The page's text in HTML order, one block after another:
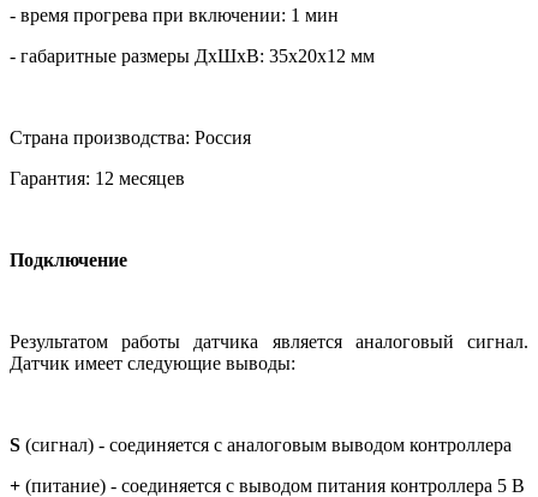
- время прогрева при включении: 1 мин
- габаритные размеры ДхШхВ: 35х20х12 мм
Страна производства: Россия
Гарантия: 12 месяцев
Подключение
Результатом работы датчика является аналоговый сигнал.
Датчик имеет следующие выводы:
S (сигнал) - соединяется с аналоговым выводом контроллера
+ (питание) - соединяется с выводом питания контроллера 5 В